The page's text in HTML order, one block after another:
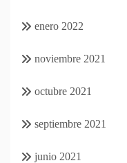
enero 2022
noviembre 2021
octubre 2021
septiembre 2021
junio 2021